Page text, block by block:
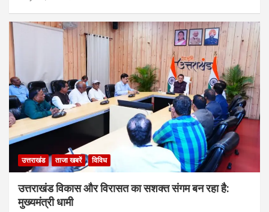
उत्तराखंड ताजा खबरें विविध
उत्तराखंड विकास और विरासत का सशक्त संगम बन रहा है:
मुख्यमंत्री धामी